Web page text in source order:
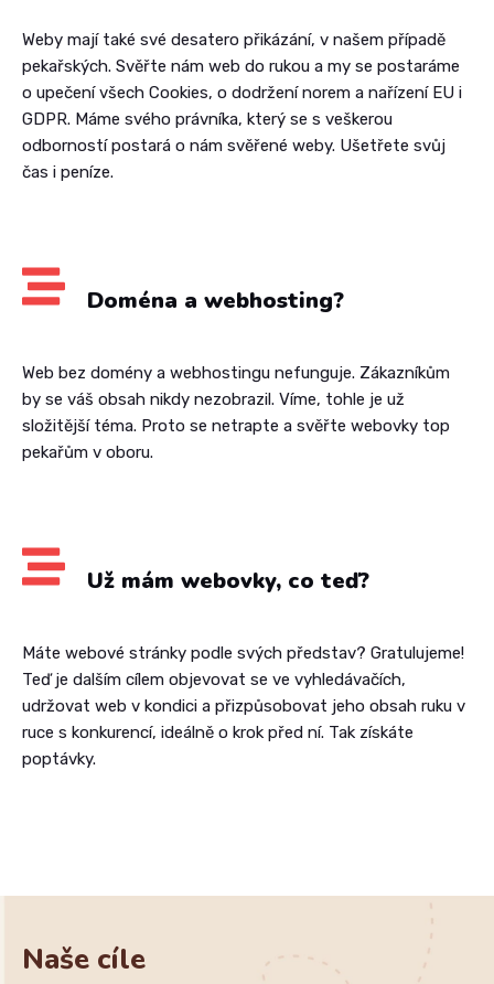
Weby mají také své desatero přikázání, v našem případě
pekařských. Svěřte nám web do rukou a my se postaráme
o upečení všech Cookies, o dodržení norem a nařízení EU i
GDPR. Máme svého právníka, který se s veškerou
odborností postará o nám svěřené weby. Ušetřete svůj
čas i peníze.
Doména a webhosting?
Web bez domény a webhostingu nefunguje. Zákazníkům
by se váš obsah nikdy nezobrazil. Víme, tohle je už
složitější téma. Proto se netrapte a svěřte webovky top
pekařům v oboru.
Už mám webovky, co teď?
Máte webové stránky podle svých představ? Gratulujeme!
Teď je dalším cílem objevovat se ve vyhledávačích,
udržovat web v kondici a přizpůsobovat jeho obsah ruku v
ruce s konkurencí, ideálně o krok před ní. Tak získáte
poptávky.
Naše cíle